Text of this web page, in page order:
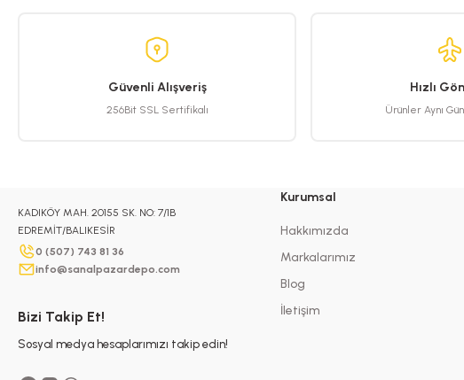
Ürün açıklamasında eksik bilgiler bulunuyor.
Ürün bilgilerinde hatalar bulunuyor.
Ürün fiyatı diğer sitelerden daha pahalı.
Bu ürüne benzer farklı alternatifler olmalı.
Güvenli Alışveriş
256Bit SSL Sertifikalı
Hızlı
Ürünler Aynı
KADIKÖY MAH. 20155 SK. NO: 7/1B
EDREMİT/BALIKESİR
0 (507) 743 81 36
info@sanalpazardepo.com
Bizi Takip Et!
Sosyal medya hesaplarımızı takip edin!
Kurumsal
Hakkımızda
Markalarımız
Blog
İletişim